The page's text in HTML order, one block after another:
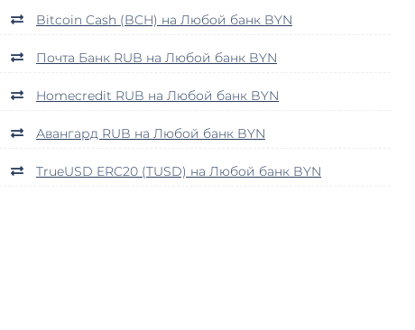
Bitcoin Cash (BCH) на Любой банк BYN
Почта Банк RUB на Любой банк BYN
Homecredit RUB на Любой банк BYN
Авангард RUB на Любой банк BYN
TrueUSD ERC20 (TUSD) на Любой банк BYN